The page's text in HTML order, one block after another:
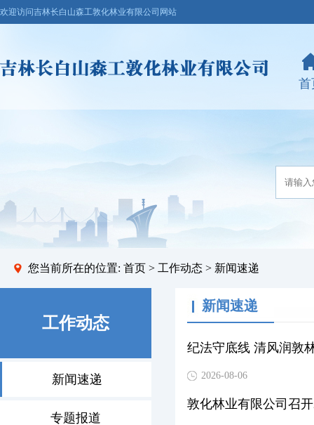
欢迎访问吉林长白山森工敦化林业有限公司网站
首
您当前所在的位置: 首页 > 工作动态 > 新闻速递
工作动态
新闻速递
专题报道
新闻速递
纪法守底线 清风润敦
2026-08-06
敦化林业有限公司召